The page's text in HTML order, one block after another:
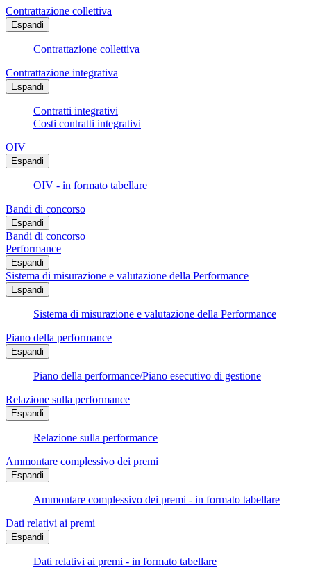
Contrattazione collettiva
Espandi
Contrattazione collettiva
Contrattazione integrativa
Espandi
Contratti integrativi
Costi contratti integrativi
OIV
Espandi
OIV - in formato tabellare
Bandi di concorso
Espandi
Bandi di concorso
Performance
Espandi
Sistema di misurazione e valutazione della Performance
Espandi
Sistema di misurazione e valutazione della Performance
Piano della performance
Espandi
Piano della performance/Piano esecutivo di gestione
Relazione sulla performance
Espandi
Relazione sulla performance
Ammontare complessivo dei premi
Espandi
Ammontare complessivo dei premi - in formato tabellare
Dati relativi ai premi
Espandi
Dati relativi ai premi - in formato tabellare